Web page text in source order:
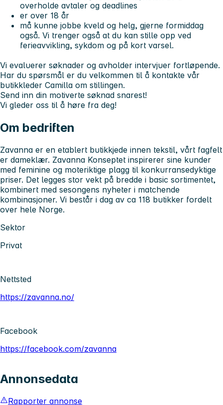
overholde avtaler og deadlines
er over 18 år
må kunne jobbe kveld og helg, gjerne formiddag
også. Vi trenger også at du kan stille opp ved
ferieavvikling, sykdom og på kort varsel.
Vi evaluerer søknader og avholder intervjuer fortløpende.
Har du spørsmål er du velkommen til å kontakte vår
butikkleder Camilla om stillingen.
Send inn din motiverte søknad snarest!
Vi gleder oss til å høre fra deg!
Om bedriften
Zavanna er en etablert butikkjede innen tekstil, vårt fagfelt
er dameklær. Zavanna Konseptet inspirerer sine kunder
med feminine og moteriktige plagg til konkurransedyktige
priser. Det legges stor vekt på bredde i basic sortimentet,
kombinert med sesongens nyheter i matchende
kombinasjoner. Vi består i dag av ca 118 butikker fordelt
over hele Norge.
Sektor
Privat
Nettsted
https://zavanna.no/
Facebook
https://facebook.com/zavanna
Annonsedata
Rapporter annonse